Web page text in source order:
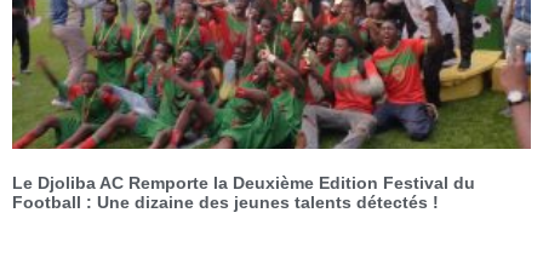
Le Djoliba AC Remporte la Deuxième Edition Festival du
Football : Une dizaine des jeunes talents détectés !